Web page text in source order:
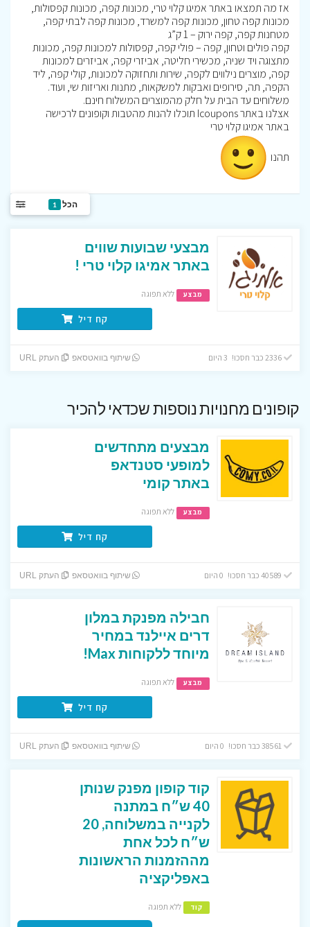
אז מה תמצאו באתר אמיגו קלוי טרי, מכונות קפה, מכונות קפסולות,
מכונות קפה טחון, מכונות קפה למשרד, מכונות קפה לבתי קפה,
מטחנות קפה, קפה ירוק – 1 ק”ג
קפה פולים וטחון, קפה – פולי קפה, קפסולות למכונות קפה, מכונות
מתצוגה ויד שניה, מכשירי חליטה, אביזרי קפה, אביזרים למכונות
קפה, מוצרים נילווים לקפה, שירות ותחזוקה למכונות, קולי קפה, ליד
הקפה, תה, סירופים ואבקות למשקאות, מתנות ואריזות שי, ועוד.
משלוחים עד הבית על חלק מהמוצרים המשלוח חינם.
אצלנו באתר Icoupons תוכלו להנות מהטבות וקופונים לרכישה
באתר אמיגו קלוי טרי
תהנו
הכל 1
מבצעי שבועות שווים
באתר אמיגו קלוי טרי !
מבצע ללא תפוגה
קח דיל
2336 כבר חסכו! 3 היום שיתוף בוואטסאפ העתק URL
קופונים מחנויות נוספות שכדאי להכיר
מבצעים מתחדשים
למופעי סטנדאפ
באתר קומי
מבצע ללא תפוגה
קח דיל
שיתוף בוואטסאפ העתק URL
חבילה מפנקת במלון
דרים איילנד במחיר
מיוחד ללקוחות Max!
מבצע ללא תפוגה
קח דיל
שיתוף בוואטסאפ העתק URL
קוד קופון מפנק שנותן
40 ש״ח במתנה
לקנייה במשלוחה, 20
ש״ח לכל אחת
מההזמנות הראשונות
באפליקציה
קוד ללא תפוגה